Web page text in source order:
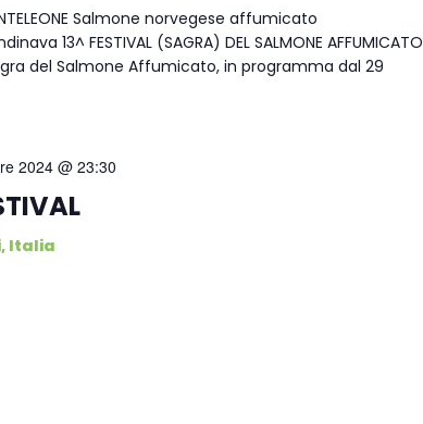
Salmone norvegese affumicato
13^ FESTIVAL (SAGRA) DEL SALMONE AFFUMICATO
del Salmone Affumicato, in programma dal 29
2024 @ 23:30
Italia